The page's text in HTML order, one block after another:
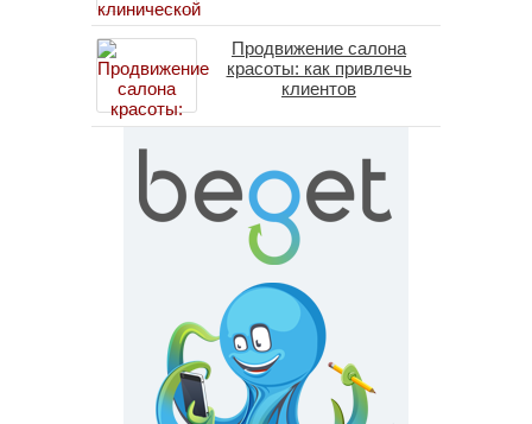
специалистов в 2026 году
Продвижение салона
красоты: как привлечь
клиентов